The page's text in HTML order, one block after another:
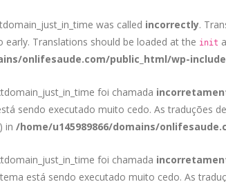
was called incorrectly.
Translations should be loaded at the init
onlifesaude.com/public_html/wp-
foi chamada
sendo executado muito cedo. As traduções
in /home/u145989866/domains/
foi chamada
está sendo executado muito cedo. As